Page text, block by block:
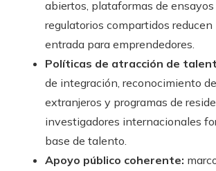
abiertos, plataformas de
regulatorios compartidos reducen
entrada para emprendedores.
Políticas de atracción de
de integración, reconocimiento
extranjeros y programas de
investigadores internacionales
base de talento.
Apoyo público coherente: